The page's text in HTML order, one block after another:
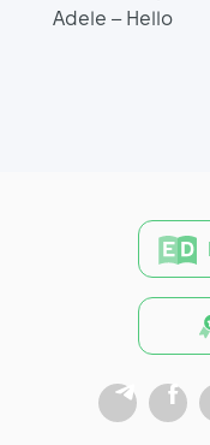
Adele – Hello